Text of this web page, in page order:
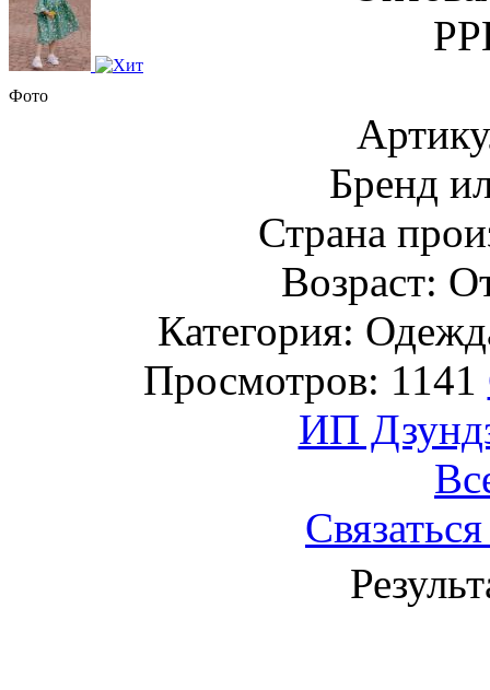
Фото
Бренд
Страна
Возраст:
Категория:
Просмотров: 1141
ИП